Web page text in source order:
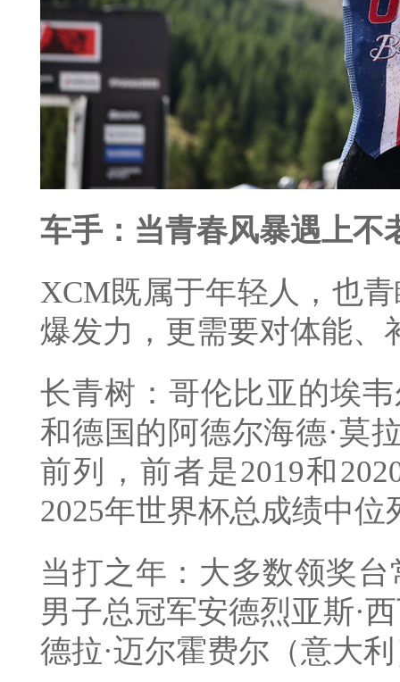
车手：当青春风暴遇上不
XCM既属于年轻人，也
爆发力，更需要对体能、
长青树：哥伦比亚的埃
和德国的阿德尔海德·莫
前列，前者是2019和
2025年世界杯总成绩中位
当打之年：大多数领奖
男子总冠军安德烈亚斯·
德拉·迈尔霍费尔（意大